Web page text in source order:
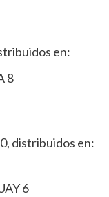
en:
8
distribuidos en:
6